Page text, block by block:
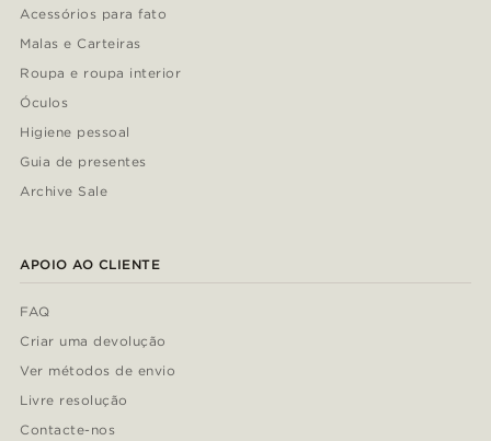
Acessórios para fato
Malas e Carteiras
Roupa e roupa interior
Óculos
Higiene pessoal
Guia de presentes
Archive Sale
APOIO AO CLIENTE
FAQ
Criar uma devolução
Ver métodos de envio
Livre resolução
Contacte-nos